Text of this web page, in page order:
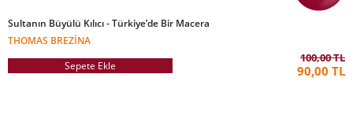
Sultanın Büyülü Kılıcı - Türkiye’de Bir Macera
THOMAS BREZINA
Sepete Ekle
100,00 TL
90,00 TL